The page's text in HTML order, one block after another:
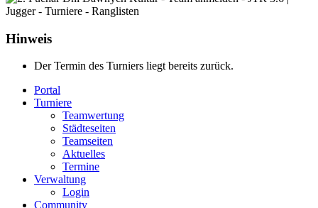
Hinweis
Der Termin des Turniers liegt bereits zurück.
Portal
Turniere
Teamwertung
Städteseiten
Teamseiten
Aktuelles
Termine
Verwaltung
Login
Community